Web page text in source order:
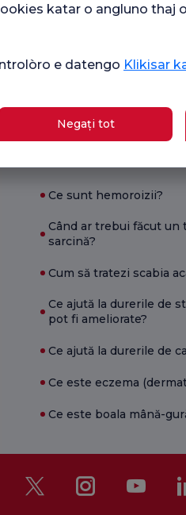
Care sunt simptomele
vitamina B12?
Ce sunt hemoroizii?
Când ar trebui făcut un
sarcină?
Cum să tratezi scabia
Ce ajută la durerile de
pot fi ameliorate?
Ce ajută la durerile de
Ce este eczema
Ce este boala mână-
katar o angluno thaj
e datengo Klikisar
Negați tot